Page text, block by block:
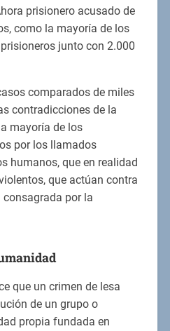
prisionero acusado de
como la mayoría de los
junto con 2.000
comparados de miles
contradicciones de la
mayoría de los
por los llamados
humanos, que en realidad
que actúan contra
consagrada por la
que un crimen de lesa
de un grupo o
propia fundada en